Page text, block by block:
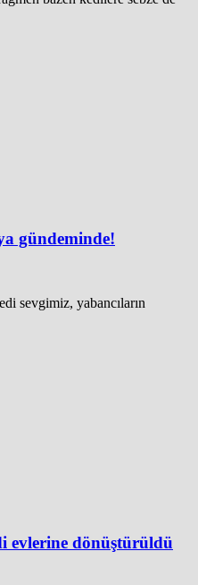
gündeminde!
sevgimiz, yabancıların
evlerine dönüştürüldü